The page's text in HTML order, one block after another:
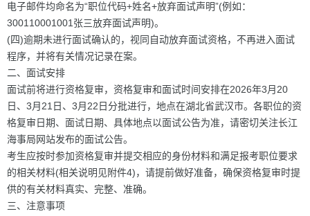
电子邮件均命名为“职位代码+姓名+放弃面试声明”(例如：
300110001001张三放弃面试声明)。
(四)逾期未进行面试确认的，视同自动放弃面试资格，不再进入面试
程序，并将有关情况记录在案。
二、面试安排
面试前将进行资格复审，资格复审和面试时间安排在2026年3月20
日、3月21日、3月22日分批进行，地点在湖北省武汉市。各职位的资
格复审日期、面试日期、具体地点以面试公告为准，请密切关注长江
海事局网站发布的面试公告。
考生应按时参加资格复审并提交相应的身份材料和满足报考职位要求
的相关材料(相关说明见附件4)，请提前做好准备，确保资格复审时提
供的有关材料真实、完整、准确。
三、注意事项